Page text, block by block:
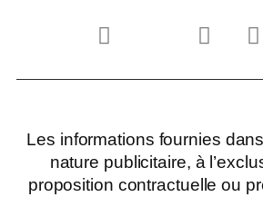
Les informations fournies
nature publicitaire, à
proposition contractuelle ou